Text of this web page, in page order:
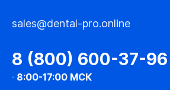
sales@dental-pro.online
8 (800) 600-37-96
· 8:00-17:00 МСК